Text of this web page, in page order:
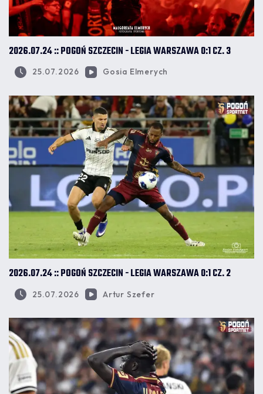
2026.07.24 :: POGOŃ SZCZECIN - LEGIA WARSZAWA 0:1 CZ. 3
25.07.2026 Gosia Elmerych
2026.07.24 :: POGOŃ SZCZECIN - LEGIA WARSZAWA 0:1 CZ. 2
25.07.2026 Artur Szefer